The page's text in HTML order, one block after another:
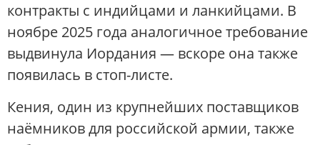
контракты с индийцами и ланкийцами. В
ноябре 2025 года аналогичное требование
выдвинула Иордания — вскоре она также
появилась в стоп-листе.
Кения, один из крупнейших поставщиков
наёмников для российской армии, также